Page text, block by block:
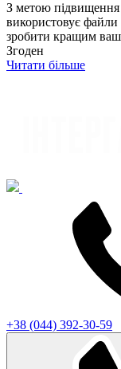
З метою підвищення
використовує файли
зробити кращим
Згоден
Читати більше
+38 (044) 392-30-59